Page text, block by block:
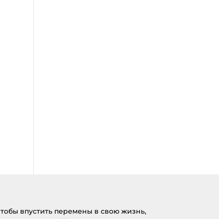
впустить перемены в свою жизнь,